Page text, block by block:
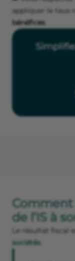
appliquer le taux
bénéfices.
de l’IS à
Le résultat fiscal
sociétés.